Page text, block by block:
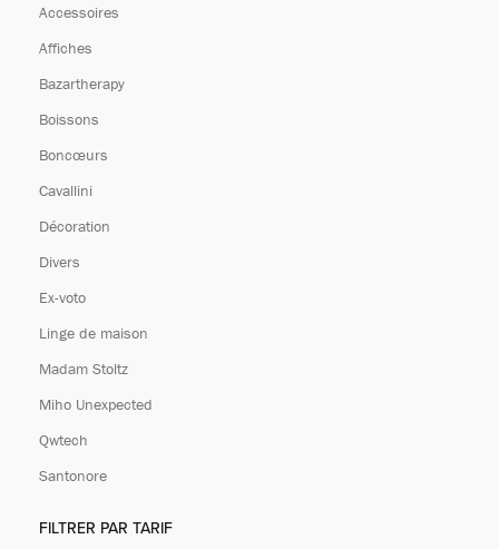
Accessoires
Affiches
Bazartherapy
Boissons
Boncœurs
Cavallini
Décoration
Divers
Ex-voto
Linge de maison
Madam Stoltz
Miho Unexpected
Qwtech
Santonore
FILTRER PAR TARIF